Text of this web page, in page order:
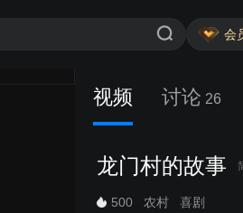
会
视频 讨论 26
龙门村的故事
500 农村 喜剧